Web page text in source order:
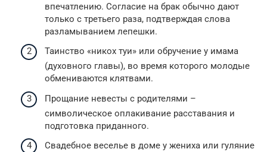
впечатлению. Согласие на брак обычно дают
только с третьего раза, подтверждая слова
разламыванием лепешки.
Таинство «никох туи» или обручение у имама
(духовного главы), во время которого молодые
обмениваются клятвами.
Прощание невесты с родителями –
символическое оплакивание расставания и
подготовка приданного.
Свадебное веселье в доме у жениха или гуляние